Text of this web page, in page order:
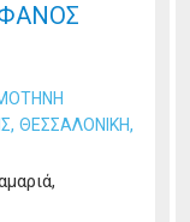
, ΘΕΣΣΑΛΟΝΙΚΗ,